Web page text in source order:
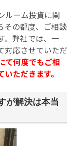
ルーム投資に関
その都度、ご相談
。弊社では、一
対応させていただ
て何度でもご相
ただきます。
が解決は本当